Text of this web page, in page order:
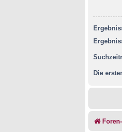
Die